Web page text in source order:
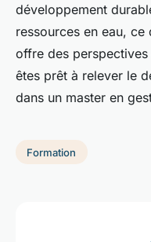
développement
ressources en eau,
offre des perspectives
êtes prêt à relever le
dans un master en
Formation